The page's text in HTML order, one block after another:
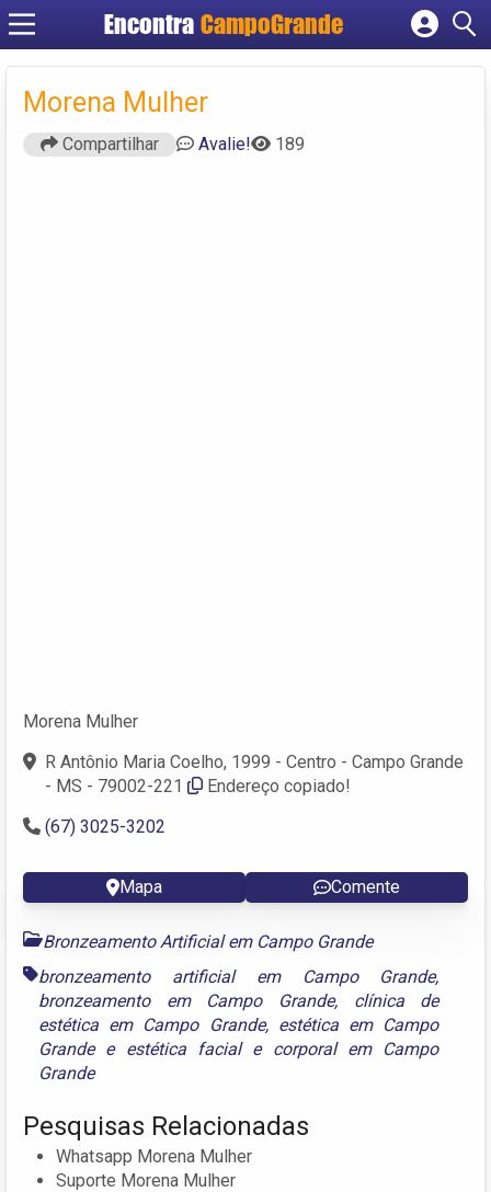
Encontra CampoGrande
Cadastrar empresa
Morena Mulher
Compartilhar Avalie! 189
Morena Mulher
R Antônio Maria Coelho, 1999 - Centro - Campo Grande
- MS - 79002-221
Endereço copiado!
(67) 3025-3202
Mapa Comente
Bronzeamento Artificial em Campo Grande
bronzeamento artificial em Campo Grande,
bronzeamento em Campo Grande, clínica de
estética em Campo Grande, estética em Campo
Grandee estética facial e corporal em Campo
Grande
Pesquisas Relacionadas
Whatsapp Morena Mulher
Suporte Morena Mulher